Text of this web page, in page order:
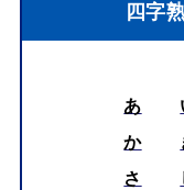
四字
あ
か
さ